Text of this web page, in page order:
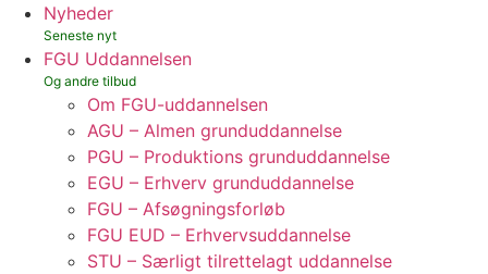
Nyheder
FGU Uddannelsen
Om FGU-uddannelsen
AGU – Almen grunduddannelse
PGU – Produktions grunduddannelse
EGU – Erhverv grunduddannelse
FGU – Afsøgningsforløb
FGU EUD – Erhvervsuddannelse
STU – Særligt tilrettelagt uddannelse